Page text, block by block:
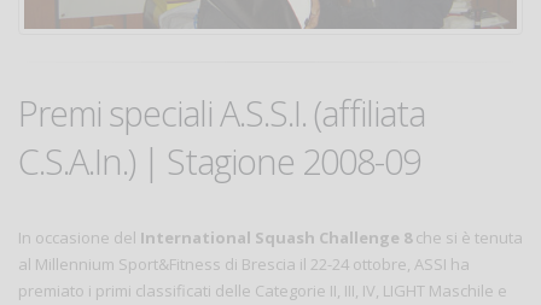
Premi speciali A.S.S.I. (affiliata
C.S.A.In.) | Stagione 2008-09
In occasione del International Squash Challenge 8che si è tenuta
al Millennium Sport&Fitness di Brescia il 22-24 ottobre, ASSI ha
premiato i primi classificati delle Categorie II, III, IV, LIGHT Maschile e